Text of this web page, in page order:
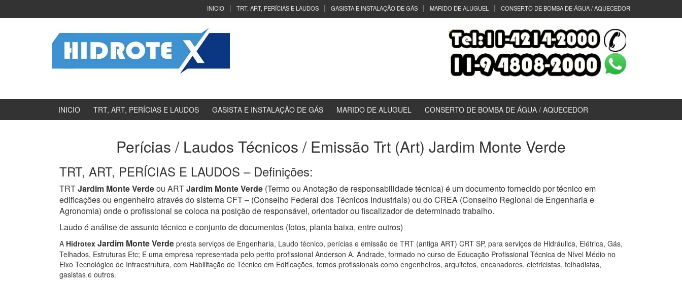
INICIO TRT, ART, PERÍCIAS E LAUDOS GASISTA E INSTALAÇÃO DE GÁS MARIDO DE ALUGUEL CONSERTO DE BOMBA DE ÁGUA / AQUECEDOR
INICIO TRT, ART, PERÍCIAS E LAUDOS GASISTA E INSTALAÇÃO DE GÁS MARIDO DE ALUGUEL CONSERTO DE BOMBA DE ÁGUA / AQUECEDOR
Perícias / Laudos Técnicos / Emissão Trt (Art) Jardim Monte Verde
TRT, ART, PERÍCIAS E LAUDOS – Definições:
TRTJardim Monte Verdeou ARTJardim Monte Verde (Termo ou Anotação de responsabilidade técnica) é um documento fornecido por técnico em
edificações ou engenheiro através do sistema CFT – (Conselho Federal dos Técnicos Industriais) ou do CREA (Conselho Regional de Engenharia e
Agronomia) onde o profissional se coloca na posição de responsável, orientador ou fiscalizador de determinado trabalho.
Laudo é análise de assunto técnico e conjunto de documentos (fotos, planta baixa, entre outros)
A Hidrotex Jardim Monte Verde presta serviços de Engenharia, Laudo técnico, perícias e emissão de TRT (antiga ART) CRT SP, para serviços de Hidráulica, Elétrica, Gás,
Telhados, Estruturas Etc; E uma empresa representada pelo perito profissional Anderson A. Andrade, formado no curso de Educação Profissional Técnica de Nível Médio no
Eixo Tecnológico de Infraestrutura, com Habilitação de Técnico em Edificações, temos profissionais como engenheiros, arquitetos, encanadores, eletricistas, telhadistas,
gasistas e outros.